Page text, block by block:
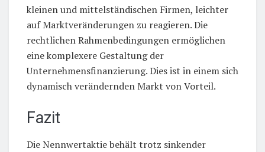
kleinen und mittelständischen Firmen, leichter
auf Marktveränderungen zu reagieren. Die
rechtlichen Rahmenbedingungen ermöglichen
eine komplexere Gestaltung der
Unternehmensfinanzierung. Dies ist in einem sich
dynamisch verändernden Markt von Vorteil.
Fazit
Die Nennwertaktie behält trotz sinkender